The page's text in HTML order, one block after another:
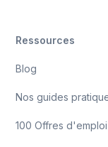
Ressources
Blog
Nos guides
100 Offres d'emploi